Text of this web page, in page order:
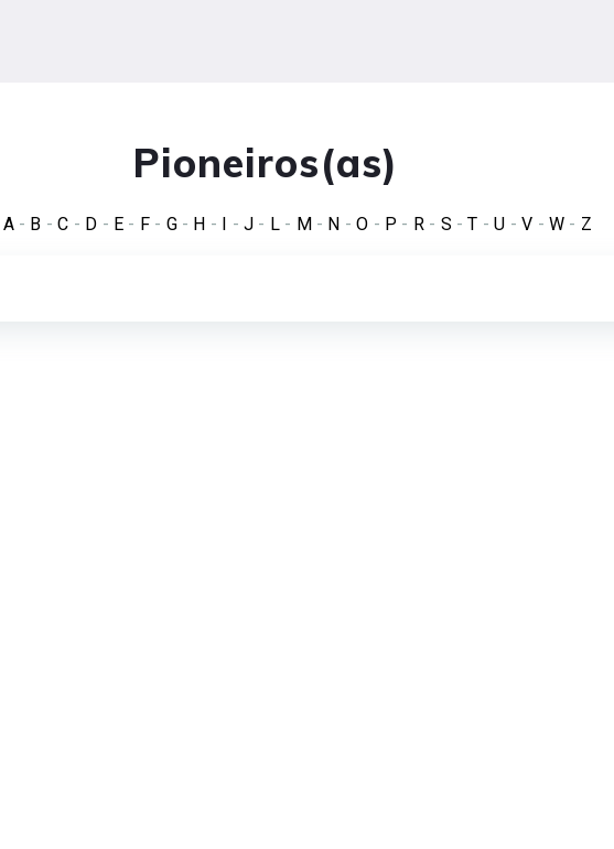
Pioneiros(as)
A- B -C - D - E - F- G- H - I - J - L - M- N -O - P - R - S -T -U -V - W - Z